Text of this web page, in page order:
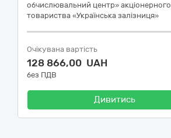
обчислювальний центр» акціонерного
товариства «Українська залізниця»
Очікувана вартість
128 866,00 UAH
без ПДВ
Дивитись